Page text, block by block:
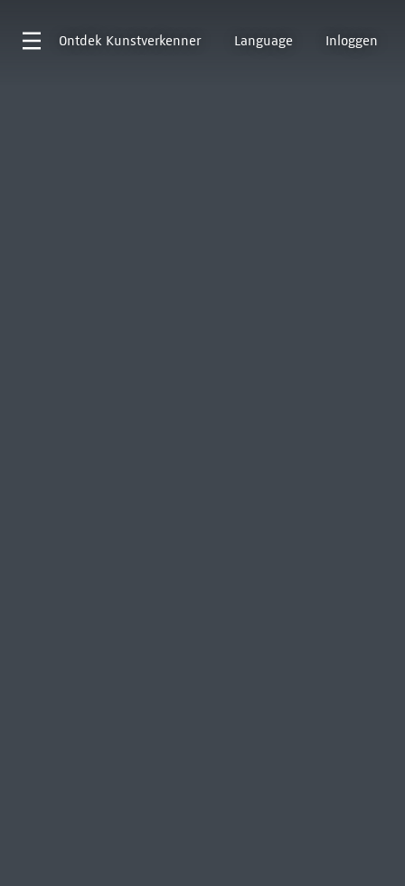
Ontdek Kunstverkenner Language Inloggen